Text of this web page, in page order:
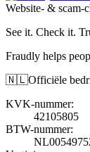
Website- & scam-
See it. Check it.
Fraudly helps
🇳🇱Officiële
KVK-nummer:
42105805
BTW-nummer: